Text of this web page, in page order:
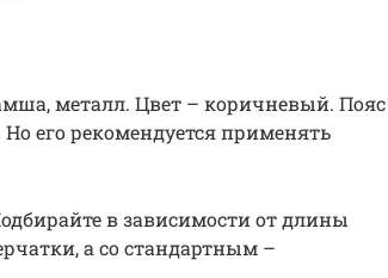
металл. Цвет – коричневый. Пояс
его рекомендуется применять
в зависимости от длины
а со стандартным –